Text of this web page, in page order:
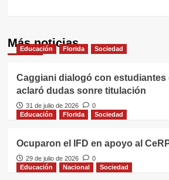
Más noticias
Educación Florida Sociedad
Caggiani dialogó con estudiantes
aclaró dudas sonre titulación
31 de julio de 2026
0
Educación
Florida Sociedad
Ocuparon el IFD en apoyo al
29 de julio de 2026
0
Educación
Nacional Sociedad